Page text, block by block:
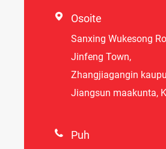
 Osoite
Sanxing Wukesong
Jinfeng Town,
Zhangjiagangin
Jiangsun maakunta,
 Puh